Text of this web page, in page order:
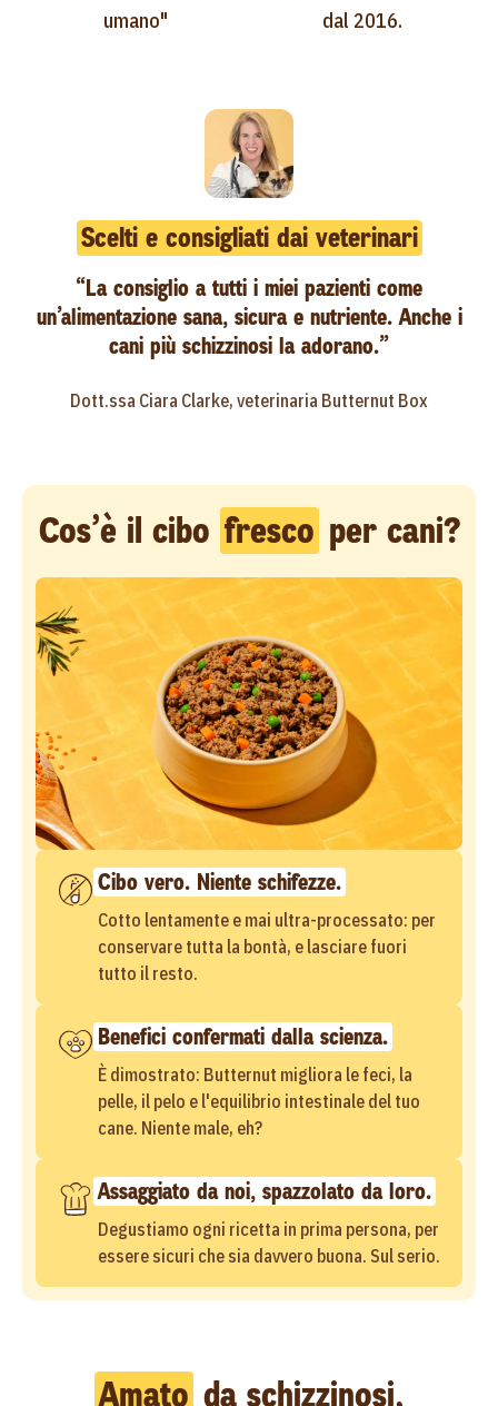
umano"
dal 2016.
Scelti e consigliati dai veterinari
“La consiglio a tutti i miei pazienti come
un’alimentazione sana, sicura e nutriente. Anche i
cani più schizzinosi la adorano.”
Dott.ssa Ciara Clarke, veterinaria Butternut Box
Cos’è il cibo fresco per cani?
Cibo vero. Niente schifezze.
Cotto lentamente e mai ultra-processato: per
conservare tutta la bontà, e lasciare fuori
tutto il resto.
Benefici confermati dalla scienza.
È dimostrato: Butternut migliora le feci, la
pelle, il pelo e l'equilibrio intestinale del tuo
cane. Niente male, eh?
Assaggiato da noi, spazzolato da loro.
Degustiamo ogni ricetta in prima persona, per
essere sicuri che sia davvero buona. Sul serio.
Amato da schizzinosi,